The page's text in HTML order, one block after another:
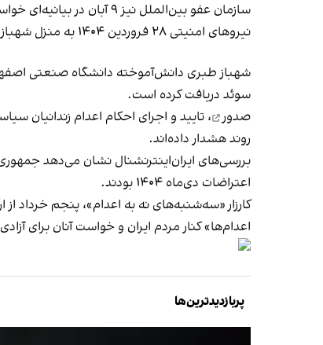
سازمان عفو بین‌الملل نیز ۹ آبان در بیانیه‌ای خواستار لغو فوری حکم اعدام شهباز طبری شد و تاکید کرد که او پس از محاکمه‌ای «به غایت ناعادلانه» به اعدام محکوم شده است.
نیروهای امنیتی ۲۸ فروردین ۱۴۰۴ به منزل شهباز طبری یورش بردند و پس از تفتیش محل سکونت، او را بازداشت و به زندان لاکان رشت منتقل کردند.
شهباز طبری دانش‌آموخته دانشگاه صنعتی
سوئد دریافت کرده است.
صدور
روند هشدار داده‌اند.
اعتراضات دی‌ماه ۱۴۰۴ بودند.
کارزار «سه‌شنبه‌های نه به اعدام»، پنجم خرداد
اعدام‌ها» کنار مردم ایران و خواست آنان برای
پربازدیدترین‌ها